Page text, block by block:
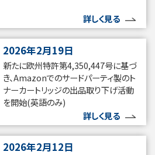
詳しく見る
2026年2月19日
新たに欧州特許第4,350,447号に基づ
き、Amazonでのサードパーティ製のト
ナーカートリッジの出品取り下げ活動
を開始(英語のみ)
詳しく見る
2026年2月12日